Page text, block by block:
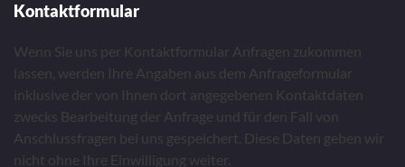
Kontaktformular
Wenn Sie uns per Kontaktformular Anfragen zukommen
lassen, werden Ihre Angaben aus dem Anfrageformular
inklusive der von Ihnen dort angegebenen Kontaktdaten
zwecks Bearbeitung der Anfrage und für den Fall von
Anschlussfragen bei uns gespeichert. Diese Daten geben wir
nicht ohne Ihre Einwilligung weiter.